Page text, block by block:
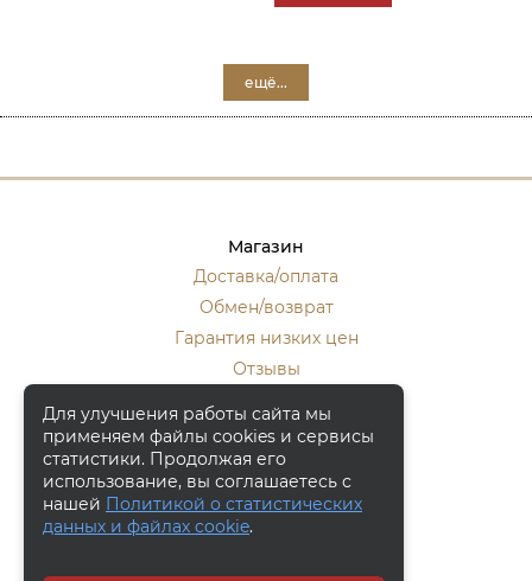
ещё...
Магазин
Доставка/оплата
Обмен/возврат
Гарантия низких цен
Отзывы
Контакты
Москва, ул. Кулакова 20, к.1.
+7 (916) 133-50-10
Заказать обратный звонок
Для улучшения работы сайта мы
применяем файлы cookies и сервисы
статистики. Продолжая его
использование, вы соглашаетесь с
нашей Политикой о статистических
данных и файлах cookie.